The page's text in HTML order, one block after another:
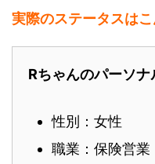
実際のステータスは
Rちゃんのパーソナ
性別：女性
職業：保険営業